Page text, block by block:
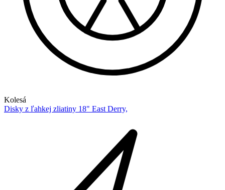
Kolesá
Disky z ľahkej zliatiny 18" East Derry,